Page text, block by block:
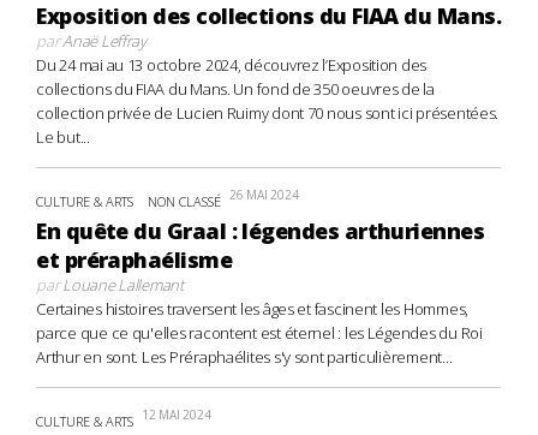
Exposition des collections du FIAA du Mans.
parAnaë Leffray
Du 24 mai au 13 octobre 2024, découvrez l’Exposition des
collections du FIAA du Mans. Un fond de 350 oeuvres de la
collection privée de Lucien Ruimy dont 70 nous sont ici présentées.
Le but...
CULTURE & ARTS NON CLASSÉ 26 MAI 2024
En quête du Graal : légendes arthuriennes
et préraphaélisme
parLouane Lallemant
Certaines histoires traversent les âges et fascinent les Hommes,
parce que ce qu'elles racontent est éternel : les Légendes du Roi
Arthur en sont. Les Préraphaélites s'y sont particulièrement...
CULTURE & ARTS 12 MAI 2024